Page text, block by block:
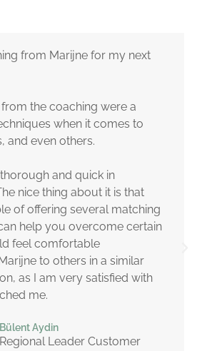
from Marijne for my next
the coaching were a
when it comes to
and even others.
and quick in
nice thing about it is that
of offering several matching
help you overcome certain
feel comfortable
to others in a similar
as I am very satisfied with
me.
Bülent Aydin
Regional Leader Customer